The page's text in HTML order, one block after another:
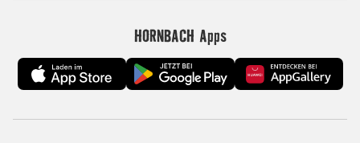
HORNBACH Apps